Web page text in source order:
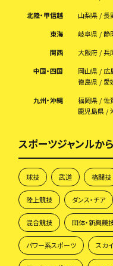
北陸・甲信越
山梨県 長
東海
岐阜県 静
関西
大阪府 兵
中国・四国
岡山県 広
徳島県
愛
九州・沖縄
福岡県 佐
鹿児島県
スポーツジャンルか
球技 武道 格闘技
陸上競技 ダンス・チア
混合競技 団体・新興競
パワー系スポーツ スカ